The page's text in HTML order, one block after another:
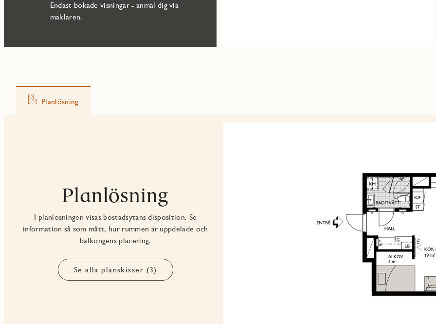
Endast bokade visningar - anmäl dig via
mäklaren.
Planlösning
Planlösning
I planlösningen visas bostadsytans disposition. Se
information så som mått, hur rummen är uppdelade och
balkongens placering.
Se alla planskisser (3)